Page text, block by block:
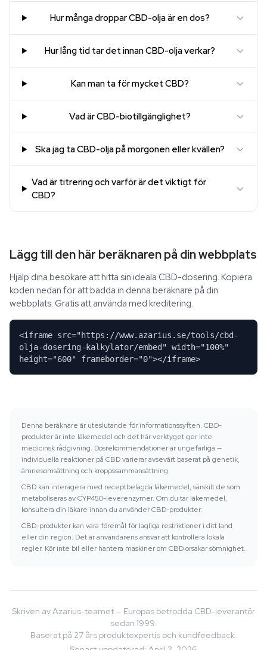
Hur många droppar CBD-olja är en dos?
Hur lång tid tar det innan CBD-olja verkar?
Kan man ta för mycket CBD?
Vad är CBD-biotillgänglighet?
Ska jag ta CBD-olja på morgonen eller kvällen?
Vad är titrering och varför är det viktigt för
CBD?
Lägg till den här beräknaren på din webbplats
Hjälp dina besökare att hitta sin ideala CBD-dosering. Kopiera
koden nedan för att bädda in denna beräknare på din
webbplats. Gratis att använda med kreditering.
<iframe src="https://www.azarius.se/tools/cbd-
olja-dosering-kalkylator/embed" width="100%"
height="600" frameborder="0"></iframe>
Denna beräknare är uteslutande för informationssyften. CBD-
produkter är inte läkemedel och det här verktyget ger inte
medicinsk rådgivning. Dosrekommendationer är ungefärliga —
individuella reaktioner på CBD varierar avsevärt baserat på genetik,
ämnesomsättning och kroppssammansättning.
CBD kan interagera med receptbelagda läkemedel, särskilt de som
metaboliseras av CYP450-leverenzymer. Om du tar läkemedel,
konsultera din läkare innan du använder CBD-produkter.
CBD-produkter kan vara föremål för lagliga restriktioner i ditt land
eller din region. Det är användarens ansvar att kontrollera lokala
regler. Kör inte bil eller hantera maskiner om CBD orsakar sömnighet.
Skriven av Azarius-teamet — Europas betrodda CBD-leverantör
sedan 1999.
Baserat på 27 års produktexpertis och kundfeedback.